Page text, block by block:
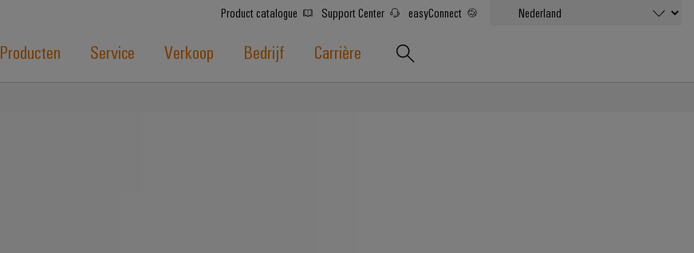
Product catalogue Support Center easyConnect
Producten Service Verkoop Bedrijf Carrière